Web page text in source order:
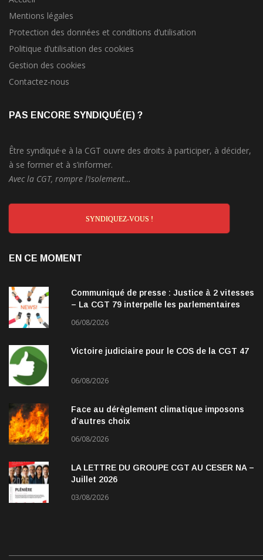
Mentions légales
Protection des données et conditions d’utilisation
Politique d’utilisation des cookies
Gestion des cookies
Contactez-nous
PAS ENCORE SYNDIQUÉ(E) ?
Être syndiqué·e à la CGT ouvre des droits à participer, à décider,
à se former et à s’informer.
Avec la CGT, rompre l’isolement…
SYNDIQUEZ-VOUS !
EN CE MOMENT
Communiqué de presse : Justice à 2 vitesses
– La CGT 79 interpelle les parlementaires
06/08/2026
Victoire judiciaire pour le COS de la CGT 47
06/08/2026
Face au dérèglement climatique imposons
d’autres choix
06/08/2026
LA LETTRE DU GROUPE CGT AU CESER NA –
Juillet 2026
03/08/2026